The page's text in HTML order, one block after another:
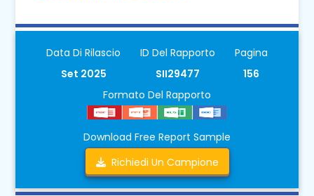
Data Di Rilascio
Set 2025
ID Del Rapporto
SII29477
Pagina
156
Formato Del Rapporto
Download Free Report Sample
Richiedi Un Campione